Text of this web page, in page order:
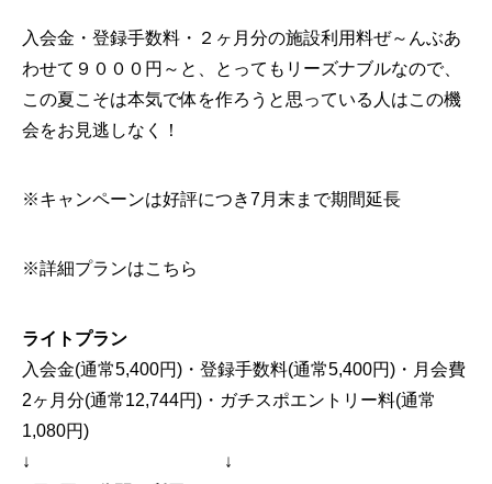
入会金・登録手数料・２ヶ月分の施設利用料ぜ～んぶあ
わせて９０００円～と、とってもリーズナブルなので、
この夏こそは本気で体を作ろうと思っている人はこの機
会をお見逃しなく！
※キャンペーンは好評につき7月末まで期間延長
※詳細プランはこちら
ライトプラン
入会金(通常5,400円)・登録手数料(通常5,400円)・月会費
2ヶ月分(通常12,744円)・ガチスポエントリー料(通常
1,080円)
↓ ↓